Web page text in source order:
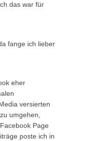
das war für
fange ich lieber
eher
versierten
umgehen,
Page
poste ich in